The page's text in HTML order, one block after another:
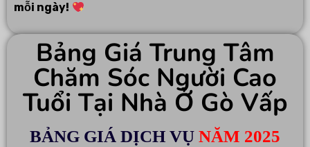
mỗi ngày!
Bảng Giá Trung Tâm
Chăm Sóc Người Cao
Tuổi Tại Nhà Ở Gò Vấp
BẢNG GIÁ DỊCH VỤ NĂM 2025